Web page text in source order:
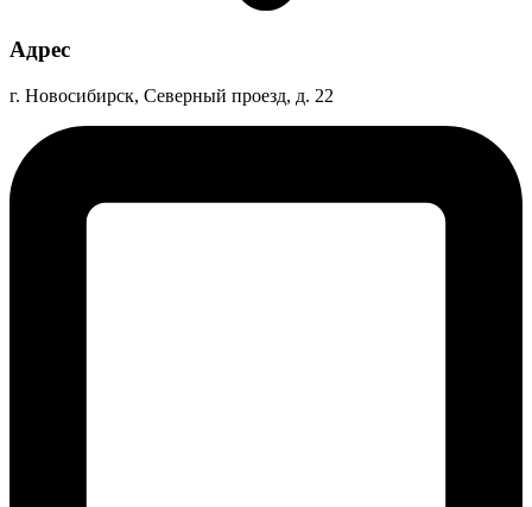
Адрес
г. Новосибирск, Северный проезд, д. 22